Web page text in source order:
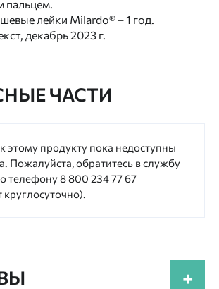
пальцем.
лейки Milardo® – 1 год.
декабрь 2023 г.
ЧАСТИ
этому продукту пока недоступны
Пожалуйста, обратитесь в службу
телефону 8 800 234 77 67
круглосуточно).
+